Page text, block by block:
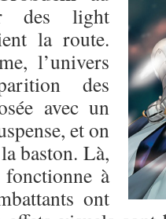
des light
la route.
l’univers
des
avec un
et on
baston. Là,
à
ont